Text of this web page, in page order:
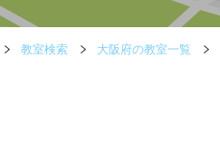
教室検索 大阪府の教室一覧